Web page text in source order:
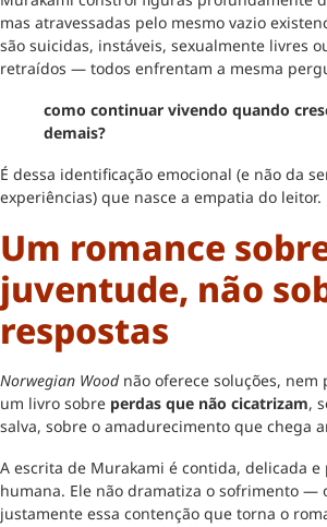
mas atravessadas pelo mesmo vazio
são suicidas, instáveis, sexualmente livres
retraídos — todos enfrentam a mesma
como continuar vivendo quando
demais?
É dessa identificação emocional (e não da
experiências) que nasce a empatia do leitor.
Um romance
juventude, não
respostas
Norwegian Woodnão oferece soluções, nem
um livro sobre perdas que não cicatrizam,
salva, sobre o amadurecimento que chega
A escrita de Murakami é contida, delicada
humana. Ele não dramatiza o sofrimento —
justamente essa contenção que torna o